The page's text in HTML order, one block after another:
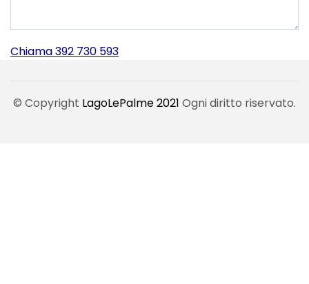
Chiama 392 730 593
© Copyright LagoLePalme 2021 Ogni diritto riservato.